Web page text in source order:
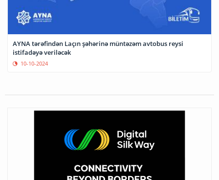
AYNA tərəfindən Laçın şəhərinə müntəzəm avtobus reysi
istifadəyə veriləcək
10-10-2024